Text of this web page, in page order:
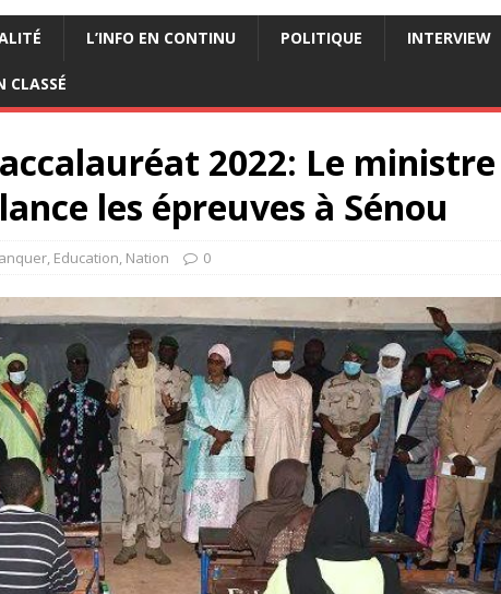
L’INFO EN CONTINU POLITIQUE INTERVIEW
CLASSÉ
2022: Le ministre
les épreuves à Sénou
, Education, Nation 0